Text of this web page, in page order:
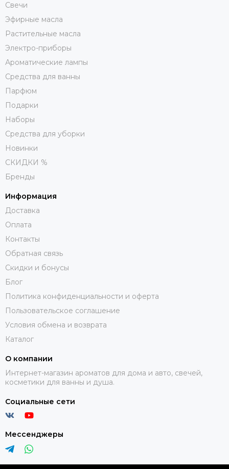
Свечи
Эфирные масла
Растительные масла
Электро-приборы
Ароматические лампы
Средства для ванны
Парфюм
Подарки
Наборы
Средства для уборки
Новинки
СКИДКИ %
Бренды
Информация
Доставка
Оплата
Контакты
Обратная связь
Скидки и бонусы
Блог
Политика конфиденциальности и оферта
Пользовательское соглашение
Условия обмена и возврата
Каталог
О компании
Интернет-магазин ароматов для дома и авто, свечей,
косметики для ванны и душа.
Социальные сети
Мессенджеры